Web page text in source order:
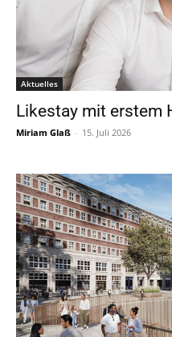
Aktuelles
Likestay mit erstem
Miriam Glaß - 15. Juli 2026